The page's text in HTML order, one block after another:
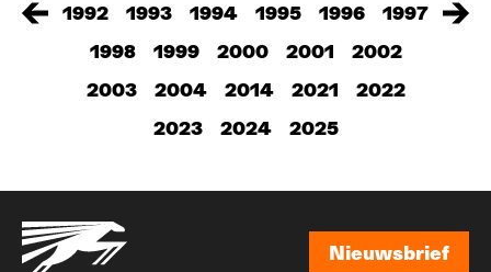
1992
1993 1994 1995 1996
1997
1998
1999 2000 2001
2002
2003
2004 2014 2021
2022
2023
2024 2025
Nieuwsbrief